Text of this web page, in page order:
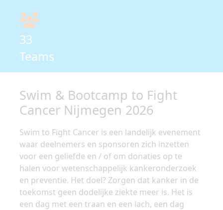
33
Teams
Swim & Bootcamp to Fight
Cancer Nijmegen 2026
Swim to Fight Cancer is een landelijk evenement
waar deelnemers en sponsoren zich inzetten
voor een geliefde en / of om donaties op te
halen voor wetenschappelijk kankeronderzoek
en preventie. Het doel? Zorgen dat kanker in de
toekomst geen dodelijke ziekte meer is. Het is
een dag met een traan en een lach, een dag